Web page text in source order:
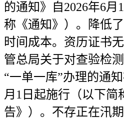
的通知》自2026年6
称《通知》）。降低
时间成本。资历证书
管总局关于对查验检
“一单一库”办理的通
月1日起施行（以下简
告》）。不存正在汛